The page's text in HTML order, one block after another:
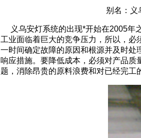
别名：义
义乌安灯系统的出现*开始在2005年
工业面临着巨大的竞争压力，所以，
一时间确定故障的原因和根源并及时处
响应措施。要降低成本，必须对产品
题，消除昂贵的原料浪费和对已经完工